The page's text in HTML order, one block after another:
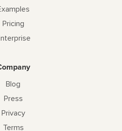
Pricing
Blog
Press
Privacy
Terms